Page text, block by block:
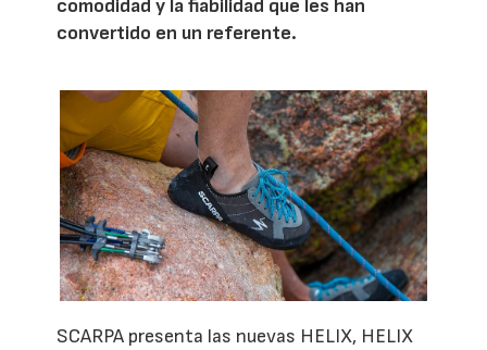
comodidad y la fiabilidad que les han
convertido en un referente.
SCARPA presenta las nuevas HELIX, HELIX